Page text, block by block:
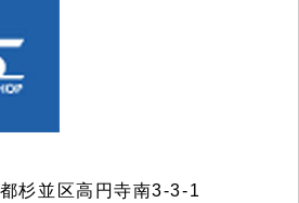
杉並区高円寺南3-3-1